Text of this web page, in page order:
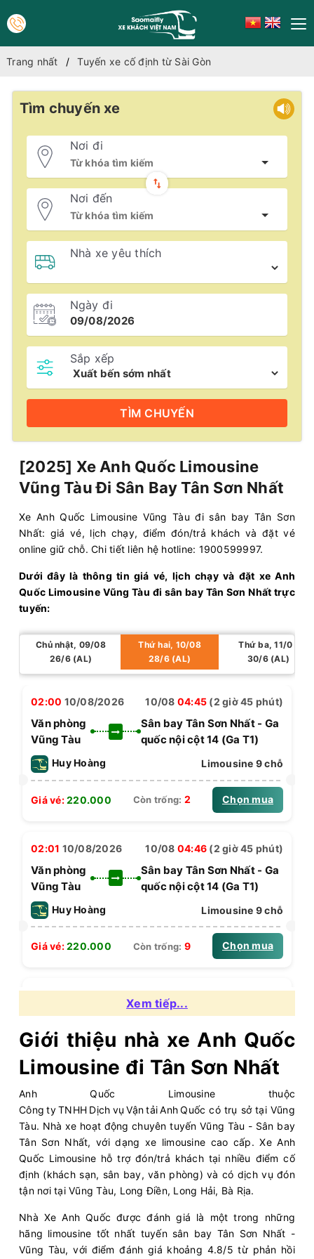
Trang nhất Tuyến xe cố định từ Sài Gòn
Tìm chuyến xe
Nơi đi
Nơi đến
Nhà xe yêu thích
Ngày đi
Sắp xếp
TÌM CHUYẾN
[2025] Xe Anh Quốc Limousine
Vũng Tàu Đi Sân Bay Tân Sơn Nhất
Xe Anh Quốc Limousine Vũng Tàu đi sân bay Tân Sơn
Nhất: giá vé, lịch chạy, điểm đón/trả khách và đặt vé
online giữ chỗ. Chi tiết liên hệ hotline: 1900599997.
Dưới đây là thông tin giá vé, lịch chạy và đặt xe Anh
Quốc Limousine Vũng Tàu đi sân bay Tân Sơn Nhất trực
tuyến:
Chủ nhật, 09/08
26/6 (AL)
Thứ hai, 10/08
28/6 (AL)
Thứ ba, 11/08
30/6 (AL)
02:00 10/08/2026 10/08 04:45 (2 giờ 45 phút)
Văn phòng
Vũng Tàu
Sân bay Tân Sơn Nhất - Ga
quốc nội cột 14 (Ga T1)
Huy Hoàng Limousine 9 chỗ
Giá vé:220.000 Còn trống: 2 Chọn mua
02:01 10/08/2026 10/08 04:46 (2 giờ 45 phút)
Văn phòng
Vũng Tàu
Sân bay Tân Sơn Nhất - Ga
quốc nội cột 14 (Ga T1)
Huy Hoàng Limousine 9 chỗ
Giá vé:220.000 Còn trống: 9 Chọn mua
02:1510/08/2026 10/0805:10(2 giờ 55 phút)
Vũng Tàu Sân bay Tân Sơn Nhất
Hải Vân Vũng Tàu Limousine 9 chỗ
Giá vé: 230.000 Còn trống:3 Chọn mua
02:30 10/08/2026 10/0805:25(2 giờ 55 phút)
Vũng Tàu Sân bay Tân Sơn Nhất
Hải Vân Vũng Tàu Limousine 11 chỗ
02:4510/08/2026 10/0805:40 (2 giờ 55 phút)
Xem tiếp...
Giới thiệu nhà xe Anh Quốc
Limousine đi Tân Sơn Nhất
Anh Quốc Limousine thuộc
Công ty TNHH Dịch vụ Vận tải Anh Quốc có trụ sở tại Vũng
Tàu. Nhà xe hoạt động chuyên tuyến Vũng Tàu - Sân bay
Tân Sơn Nhất, với dạng xe limousine cao cấp. Xe Anh
Quốc Limousine hỗ trợ đón/trả khách tại nhiều điểm cố
định (khách sạn, sân bay, văn phòng) và có dịch vụ đón
tận nơi tại Vũng Tàu, Long Điền, Long Hải, Bà Rịa.
Nhà Xe Anh Quốc được đánh giá là một trong những
hãng limousine tốt nhất tuyến sân bay Tân Sơn Nhất -
Vũng Tàu, với điểm đánh giá khoảng 4.8/5 từ phản hồi